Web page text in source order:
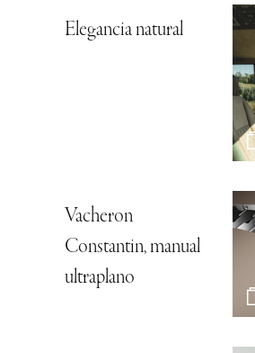
Elegancia natural
Vacheron
Constantin, manual
ultraplano